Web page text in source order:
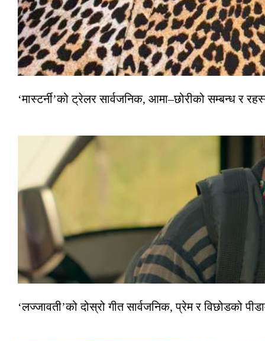
‘मास्टर्नी’को ट्रेलर सार्वजनिक, आमा–छोरीको सम्बन्ध र
‘लज्जावती’को दोस्रो गीत सार्वजनिक, प्रेम र विछोडको